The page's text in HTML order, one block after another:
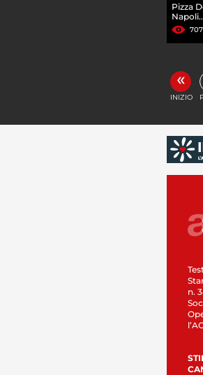
Pizza
707
«
INIZIO
n.